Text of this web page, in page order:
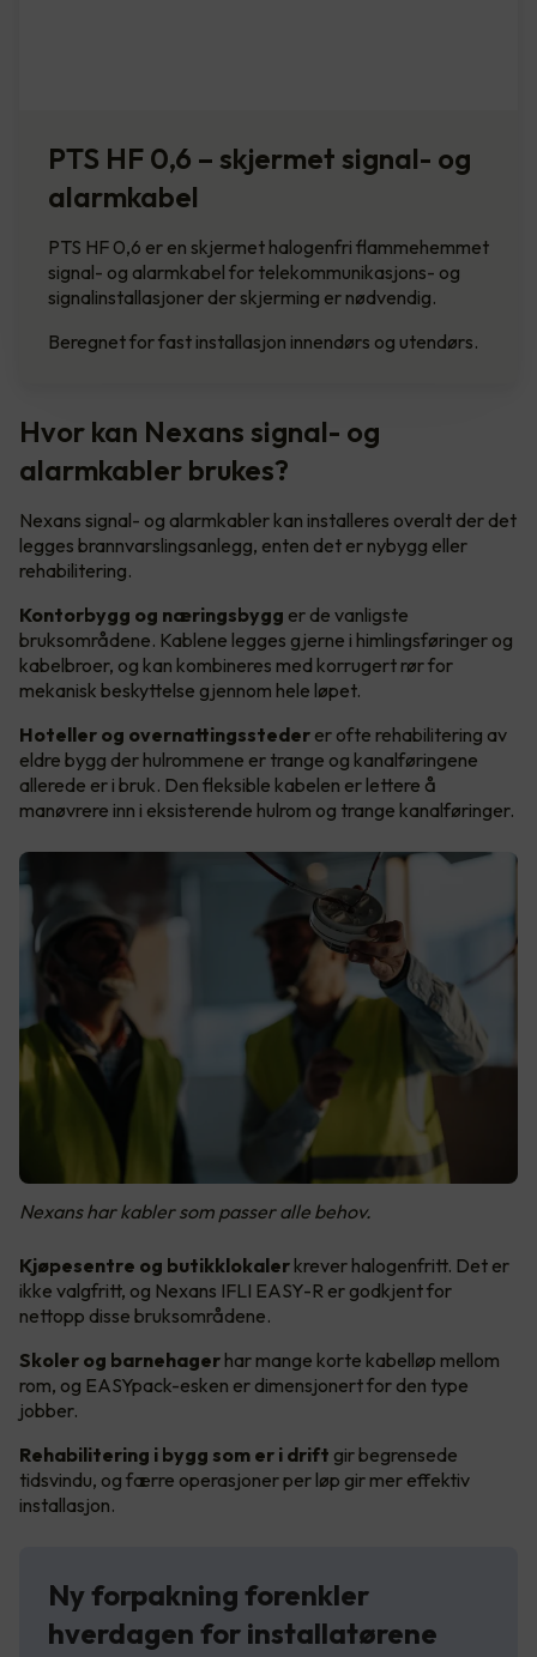
PTS HF 0,6 – skjermet signal- og
alarmkabel
PTS HF 0,6 er en skjermet halogenfri flammehemmet
signal- og alarmkabel for telekommunikasjons- og
signalinstallasjoner der skjerming er nødvendig.
Beregnet for fast installasjon innendørs og utendørs.
Hvor kan Nexans signal- og
alarmkabler brukes?
Nexans signal- og alarmkabler kan installeres overalt der det
legges brannvarslingsanlegg, enten det er nybygg eller
rehabilitering.
Kontorbygg og næringsbygg er de vanligste
bruksområdene. Kablene legges gjerne i himlingsføringer og
kabelbroer, og kan kombineres med korrugert rør for
mekanisk beskyttelse gjennom hele løpet.
Hoteller og overnattingssteder er ofte rehabilitering av
eldre bygg der hulrommene er trange og kanalføringene
allerede er i bruk. Den fleksible kabelen er lettere å
manøvrere inn i eksisterende hulrom og trange kanalføringer.
Nexans har kabler som passer alle behov.
Kjøpesentre og butikklokaler krever halogenfritt. Det er
ikke valgfritt, og Nexans IFLI EASY-R er godkjent for
nettopp disse bruksområdene.
Skoler og barnehager har mange korte kabelløp mellom
rom, og EASYpack-esken er dimensjonert for den type
jobber.
Rehabilitering i bygg som er i drift gir begrensede
tidsvindu, og færre operasjoner per løp gir mer effektiv
installasjon.
Ny forpakning forenkler
hverdagen for installatørene